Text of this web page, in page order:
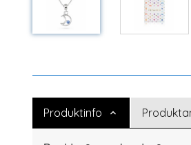
Produktinfo